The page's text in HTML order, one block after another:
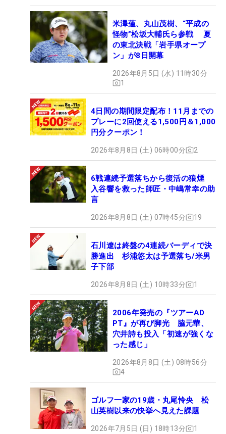
米澤蓮、丸山茂樹、“平成の
怪物”松坂大輔氏ら参戦 夏
の東北決戦「岩手県オープ
ン」が8日開幕
2026年8月5日 (水) 11時30分
1
4日間の期間限定配布！11月までの
プレーに2回使える1,500円＆1,000
円分クーポン！
2026年8月8日 (土) 06時00分 2
6戦連続予選落ちから復活の狼煙
入谷響を救った師匠・中嶋常幸の助
言
2026年8月8日 (土) 07時45分 19
石川遼は終盤の4連続バーディで決
勝進出 杉浦悠太は予選落ち/米男
子下部
2026年8月8日 (土) 10時33分 1
2006年発売の『ツアーAD
PT』が再び脚光 脇元華、
穴井詩も投入「初速が強くな
った感じ」
2026年8月8日 (土) 08時56分
4
ゴルフ一家の19歳・丸尾怜央 松
山英樹以来の快挙へ見えた課題
2026年7月5日 (日) 18時13分 1